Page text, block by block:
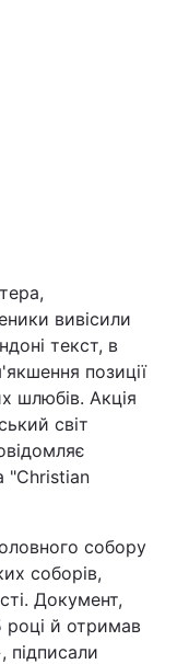
вивісили
текст, в
позиції
шлюбів. Акція
світ
"Christian
собору
соборів,
Документ,
році й отримав
підписали